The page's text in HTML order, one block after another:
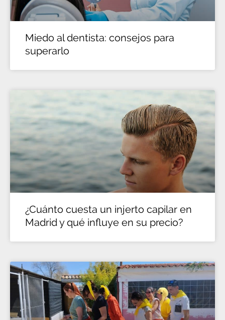
Miedo al dentista: consejos para
superarlo
¿Cuánto cuesta un injerto capilar en
Madrid y qué influye en su precio?